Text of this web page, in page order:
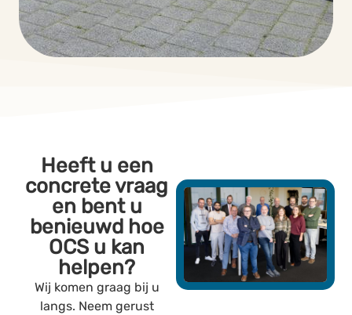
Heeft u een
concrete vraag
en bent u
benieuwd hoe
OCS u kan
helpen?
Wij komen graag bij u
langs. Neem gerust